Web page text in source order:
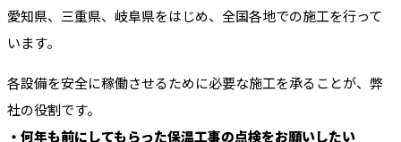
愛知県、三重県、岐阜県をはじめ、全国各地での施工を行って
います。
各設備を安全に稼働させるために必要な施工を承ることが、弊
社の役割です。
・何年も前にしてもらった保温工事の点検をお願いしたい